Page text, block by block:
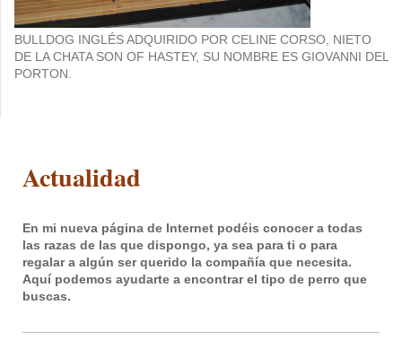
BULLDOG INGLÉS ADQUIRIDO POR CELINE CORSO, NIETO
DE LA CHATA SON OF HASTEY, SU NOMBRE ES GIOVANNI DEL
PORTON.
Actualidad
En mi nueva página de Internet podéis conocer a todas
las razas de las que dispongo, ya sea para ti o para
regalar a algún ser querido la compañía que necesita.
Aquí podemos ayudarte a encontrar el tipo de perro que
buscas.